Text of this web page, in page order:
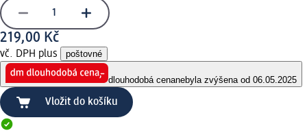
219,00 Kč
vč. DPH plus poštovné
dlouhodobá cenanebyla zvýšena od 06.05.2025
Vložit do košíku